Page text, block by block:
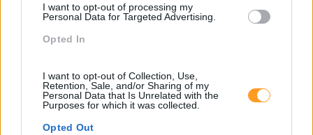
I want to opt-out of processing my
Personal Data for Targeted Advertising.
Opted In
I want to opt-out of Collection, Use,
Retention, Sale, and/or Sharing of my
Personal Data that Is Unrelated with the
Purposes for which it was collected.
Opted Out
Anterior
INTELIGÊNCIA